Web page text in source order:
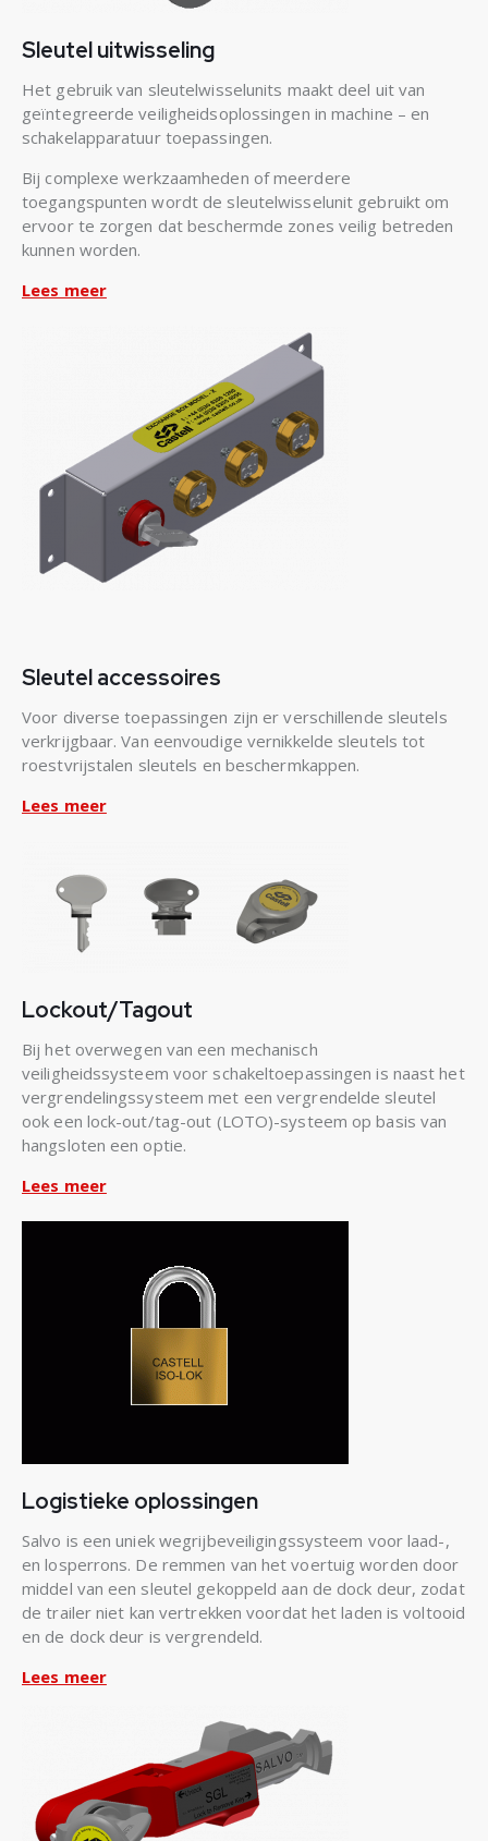
Sleutel uitwisseling
Het gebruik van sleutelwisselunits maakt deel uit van
geïntegreerde veiligheidsoplossingen in machine – en
schakelapparatuur toepassingen.
Bij complexe werkzaamheden of meerdere
toegangspunten wordt de sleutelwisselunit gebruikt om
ervoor te zorgen dat beschermde zones veilig betreden
kunnen worden.
Lees meer
Sleutel accessoires
Voor diverse toepassingen zijn er verschillende sleutels
verkrijgbaar. Van eenvoudige vernikkelde sleutels tot
roestvrijstalen sleutels en beschermkappen.
Lees meer
Lockout/Tagout
Bij het overwegen van een mechanisch
veiligheidssysteem voor schakeltoepassingen is naast het
vergrendelingssysteem met een vergrendelde sleutel
ook een lock-out/tag-out (LOTO)-systeem op basis van
hangsloten een optie.
Lees meer
Logistieke oplossingen
Salvo is een uniek wegrijbeveiligingssysteem voor laad-,
en losperrons. De remmen van het voertuig worden door
middel van een sleutel gekoppeld aan de dock deur, zodat
de trailer niet kan vertrekken voordat het laden is voltooid
en de dock deur is vergrendeld.
Lees meer